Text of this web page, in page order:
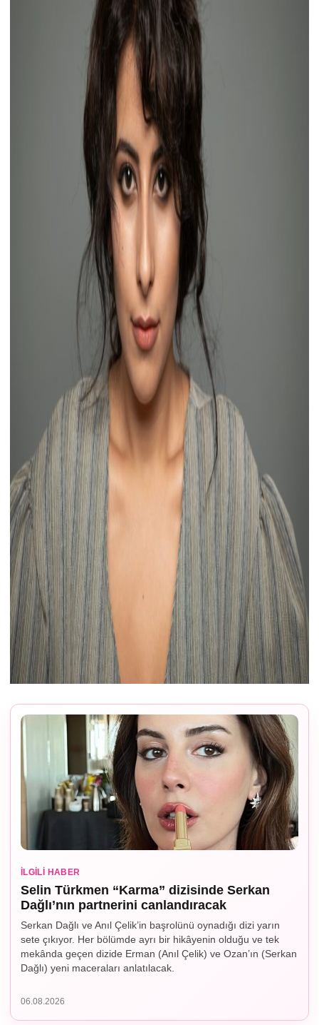
İLGILI HABER
Selin Türkmen “Karma” dizisinde Serkan
Dağlı’nın partnerini canlandıracak
Serkan Dağlı ve Anıl Çelik’in başrolünü oynadığı dizi yarın
sete çıkıyor. Her bölümde ayrı bir hikâyenin olduğu ve tek
mekânda geçen dizide Erman (Anıl Çelik) ve Ozan’ın (Serkan
Dağlı) yeni maceraları anlatılacak.
06.08.2026